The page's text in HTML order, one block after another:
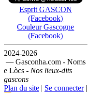
Esprit GASCON
(Facebook)
Couleur Gascogne
(Facebook)
2024-2026
— Gasconha.com - Noms
e Lòcs - Nos lieux-dits
gascons
Plan du site | Se connecter|